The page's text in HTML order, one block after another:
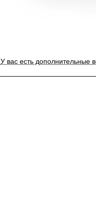
У вас есть дополнительные